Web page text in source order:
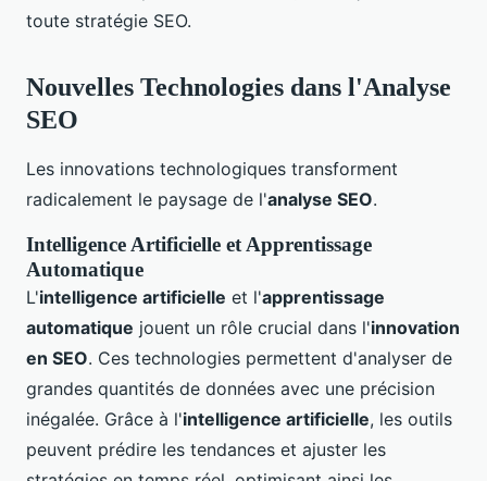
toute stratégie SEO.
Nouvelles Technologies dans l'Analyse
SEO
Les innovations technologiques transforment
radicalement le paysage de l'analyse SEO.
Intelligence Artificielle et Apprentissage
Automatique
L'intelligence artificielle et l'apprentissage
automatique jouent un rôle crucial dans l'innovation
en SEO. Ces technologies permettent d'analyser de
grandes quantités de données avec une précision
inégalée. Grâce à l'intelligence artificielle, les outils
peuvent prédire les tendances et ajuster les